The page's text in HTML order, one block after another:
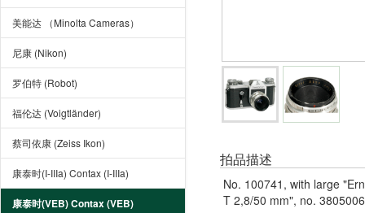
美能达 （Minolta Cameras）
尼康 (Nikon)
罗伯特 (Robot)
福伦达 (Voigtländer)
蔡司依康 (Zeiss Ikon)
康泰时(I-IIIa) Contax (I-IIIa)
康泰时(VEB) Contax (VEB)
拍品描述
No. 100741, with large
T 2,8/50 mm", no.